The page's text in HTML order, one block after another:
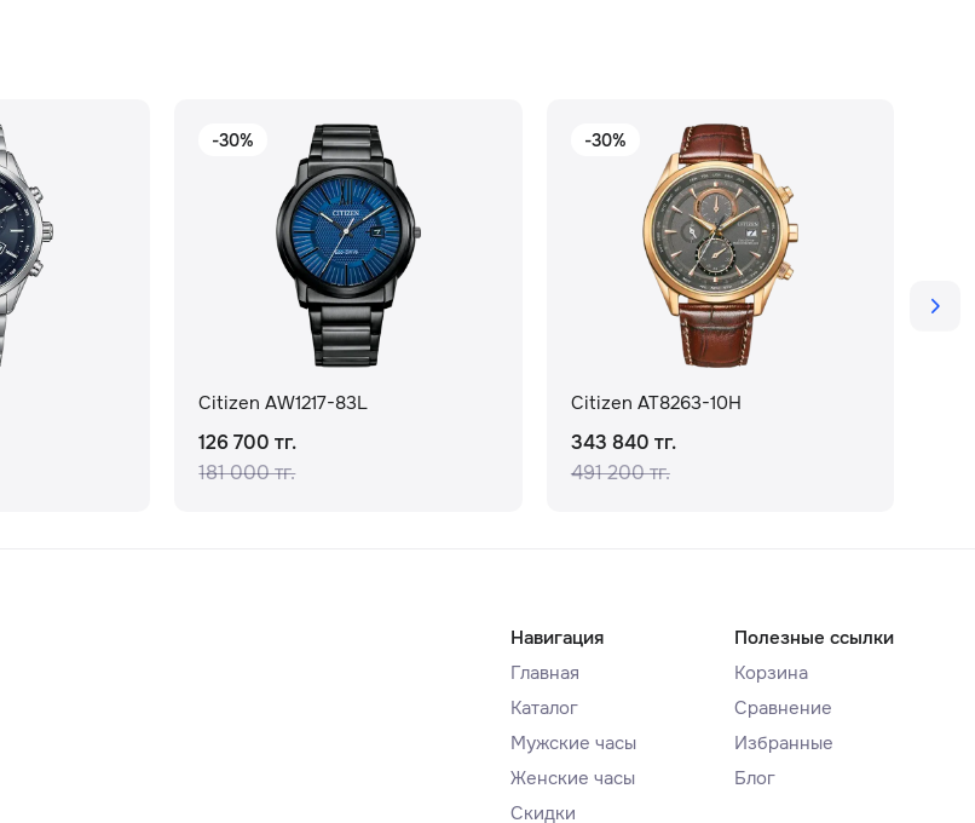
-30%
Citizen AW1217-83L
126 700 тг.
181 000 тг.
-30%
Citizen AT8263-10H
343 840 тг.
491 200 тг.
Навигация
Главная
Каталог
Мужские часы
Женские часы
Скидки
Полезные ссылки
Корзина
Сравнение
Избранные
Блог